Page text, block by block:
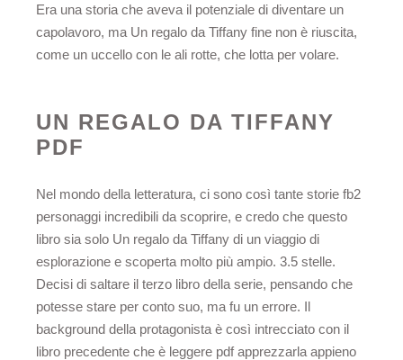
Era una storia che aveva il potenziale di diventare un
capolavoro, ma Un regalo da Tiffany fine non è riuscita,
come un uccello con le ali rotte, che lotta per volare.
UN REGALO DA TIFFANY
PDF
Nel mondo della letteratura, ci sono così tante storie fb2
personaggi incredibili da scoprire, e credo che questo
libro sia solo Un regalo da Tiffany di un viaggio di
esplorazione e scoperta molto più ampio. 3.5 stelle.
Decisi di saltare il terzo libro della serie, pensando che
potesse stare per conto suo, ma fu un errore. Il
background della protagonista è così intrecciato con il
libro precedente che è leggere pdf apprezzarla appieno